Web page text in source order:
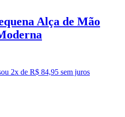
Alça de Mão
ou 2x de R$ 84,95 sem juros